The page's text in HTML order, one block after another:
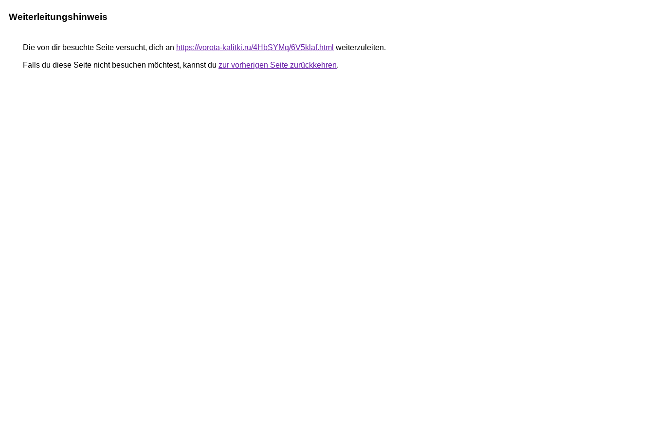
Weiterleitungshinweis
Die von dir besuchte Seite versucht, dich an https://vorota-kalitki.ru/4HbSYMq/6V5klaf.html weiterzuleiten.
Falls du diese Seite nicht besuchen möchtest, kannst du zur vorherigen Seite zurückkehren.